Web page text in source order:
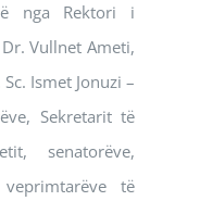
nga Rektori i
Vullnet Ameti,
Ismet Jonuzi –
Sekretarit të
senatorëve,
të